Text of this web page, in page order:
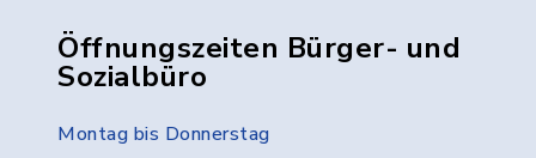
Öffnungszeiten Bürger- und
Sozialbüro
Montag bis Donnerstag